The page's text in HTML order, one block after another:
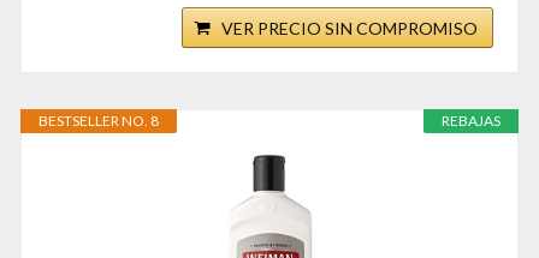
VER PRECIO SIN COMPROMISO
REBAJAS
BESTSELLER NO. 8